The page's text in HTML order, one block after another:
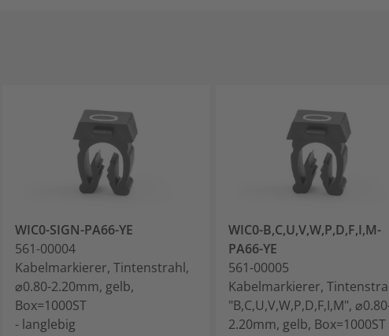
WIC0-SIGN-PA66-YE
561-00004
Kabelmarkierer, Tintenstrahl,
⌀0.80-2.20mm, gelb,
Box=1000ST
- langlebig
WIC0-B,C,U,V,W,P,D,F,I,M-
PA66-YE
561-00005
Kabelmarkierer,
"B,C,U,V,W,P,D,F,I,M",
2.20mm, gelb, Box=1000ST